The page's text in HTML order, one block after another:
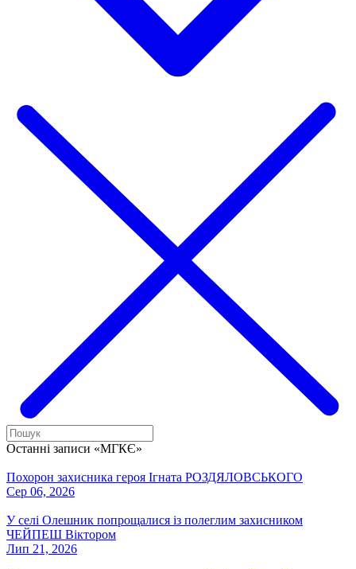
Останні записи «МГКЄ»
Похорон захисника героя Ігната РОЗДЯЛОВСЬКОГО
Сер 06, 2026
У селі Олешник попрощалися із полеглим захисником
ЧЕЙПЕШ Віктором
Лип 21, 2026